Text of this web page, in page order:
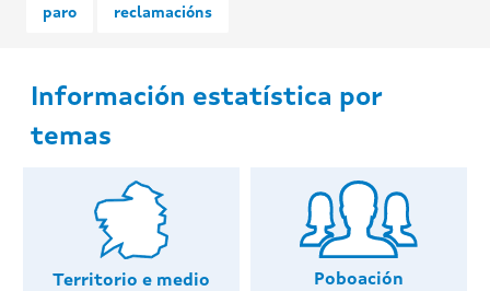
paro reclamacións
Información estatística por
temas
Territorio e medio Poboación